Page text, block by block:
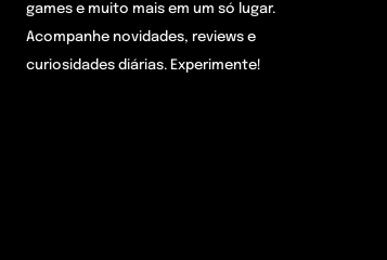
games e muito mais em um só lugar.
Acompanhe novidades, reviews e
curiosidades diárias. Experimente!